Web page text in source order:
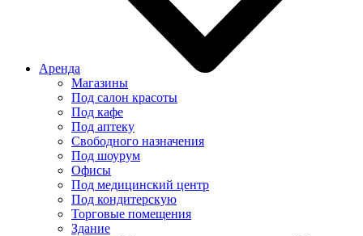
Аренда
Магазины
Под салон красоты
Под кафе
Под аптеку
Свободного назначения
Под шоурум
Офисы
Под медицинский центр
Под кондитерскую
Торговые помещения
Здание